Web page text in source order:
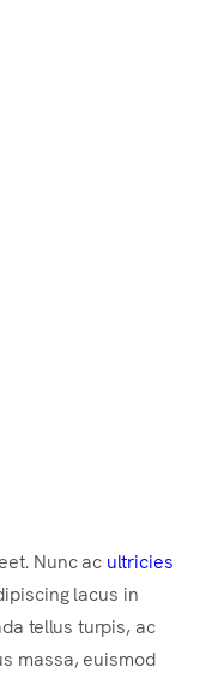
Nunc ac ultricies
lacus in
tellus turpis, ac
massa, euismod